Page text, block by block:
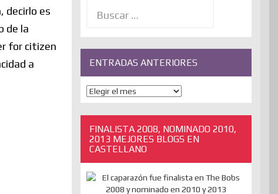
decirlo es
de la
for citizen
a
ENTRADAS ANTERIORES
ENTRADAS
ANTERIORES
FINALISTA 2008, NOMINADO 2010,
2013 MEJORES BLOGS EN
CASTELLANO